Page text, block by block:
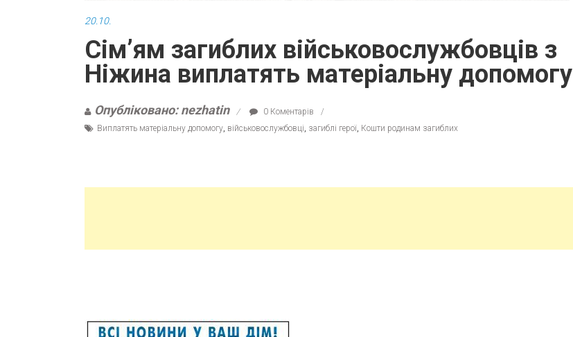
20.10.
Сім’ям загиблих військовослужбовців з
Ніжина виплатять матеріальну допомогу
Опубліковано: nezhatin
0 Коментарів
Виплатять матеріальну допомогу військовослужбовці загиблі герої Кошти родинам загиблих